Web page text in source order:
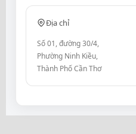
Địa chỉ
Số 01, đường 30/4,
Phường Ninh Kiều,
Thành Phố Cần Thơ